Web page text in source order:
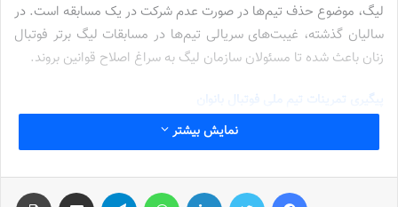
لیگ، موضوع حذف تیم‌ها در صورت عدم شرکت در یک مسابقه است. در
سالیان گذشته، غیبت‌های سریالی تیم‌ها در مسابقات لیگ برتر فوتبال
زنان باعث شده تا مسئولان سازمان لیگ به سراغ اصلاح قوانین بروند.
پیگیری تمرینات تیم ملی فوتبال بانوان
تمرینات تیم ملی فوتبال بانوان در دو نوبت صبح و بعدازظهر زیر نظر
مریم آزمون در مرکز ملی فوتبال در حال برگزاری است.
درحالی که حدود یک سال است، کنفدراسیون فوتبال آسیا از اهمیت
نمایش بیشتر